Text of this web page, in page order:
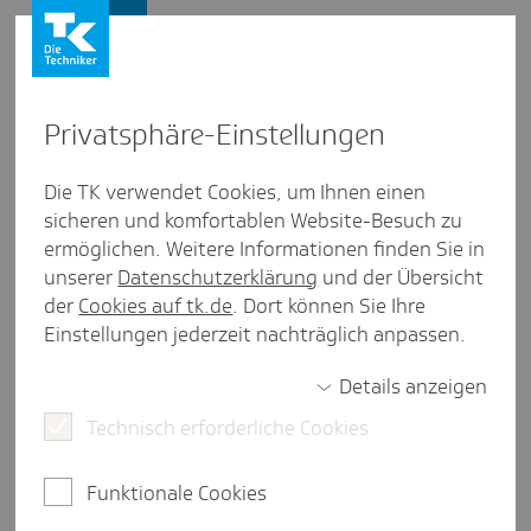
Video
TK-Update: Sozi­al­ver­si­che­
rungs­recht­li­ches Update vom
27.02.2025
Privat­sphäre-Einstel­lungen
Die TK verwendet Cookies, um Ihnen einen
sicheren und komfortablen Website-Besuch zu
ermöglichen. Weitere Informationen finden Sie in
unserer Datenschutzerklärung und der Übersicht
der Cookies auf tk.de. Dort können Sie Ihre
Einstellungen jederzeit nachträglich anpassen.
Details anzeigen
Technisch erforderliche Cookies
Funktionale Cookies